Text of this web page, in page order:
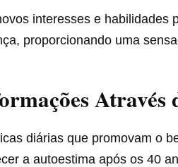
interesses e habilidades
proporcionando uma
Através
diárias que promovam o
a autoestima após os 40